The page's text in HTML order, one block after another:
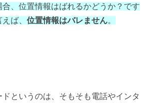
、位置情報はばれるかどうか？です
ば、 位置情報はバレません。
というのは、そもそも電話やインタ